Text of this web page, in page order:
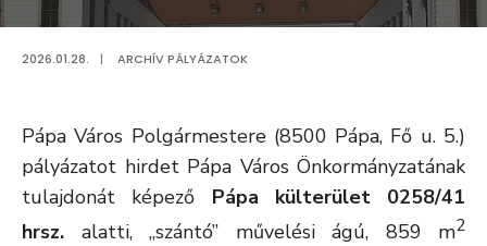
2026.01.28. | ARCHÍV PÁLYÁZATOK
Pápa Város Polgármestere (8500 Pápa, Fő u. 5.)
pályázatot hirdet Pápa Város Önkormányzatának
tulajdonát képező Pápa külterület 0258/41
hrsz. alatti, „szántó” művelési ágú, 859 m2